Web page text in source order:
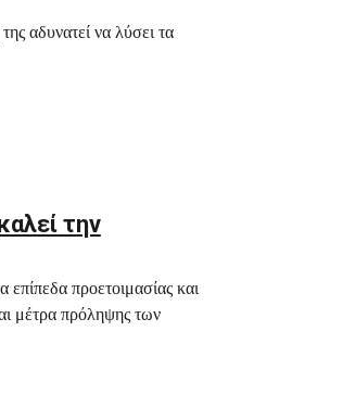
αδυνατεί να λύσει τα
την
προετοιμασίας και
μέτρα πρόληψης των